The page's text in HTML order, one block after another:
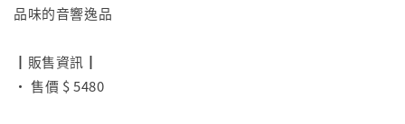
品味的音響逸品
┃販售資訊┃
• 售價 $ 5480